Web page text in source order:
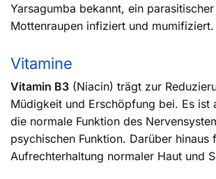
Yarsagumba bekannt, ein
Mottenraupen infiziert und mumifiziert.
Vitamine
Vitamin B3 (Niacin) trägt zur
Müdigkeit und Erschöpfung bei. Es ist
die normale Funktion des
psychischen Funktion. Darüber hinaus
Aufrechterhaltung normaler Haut und